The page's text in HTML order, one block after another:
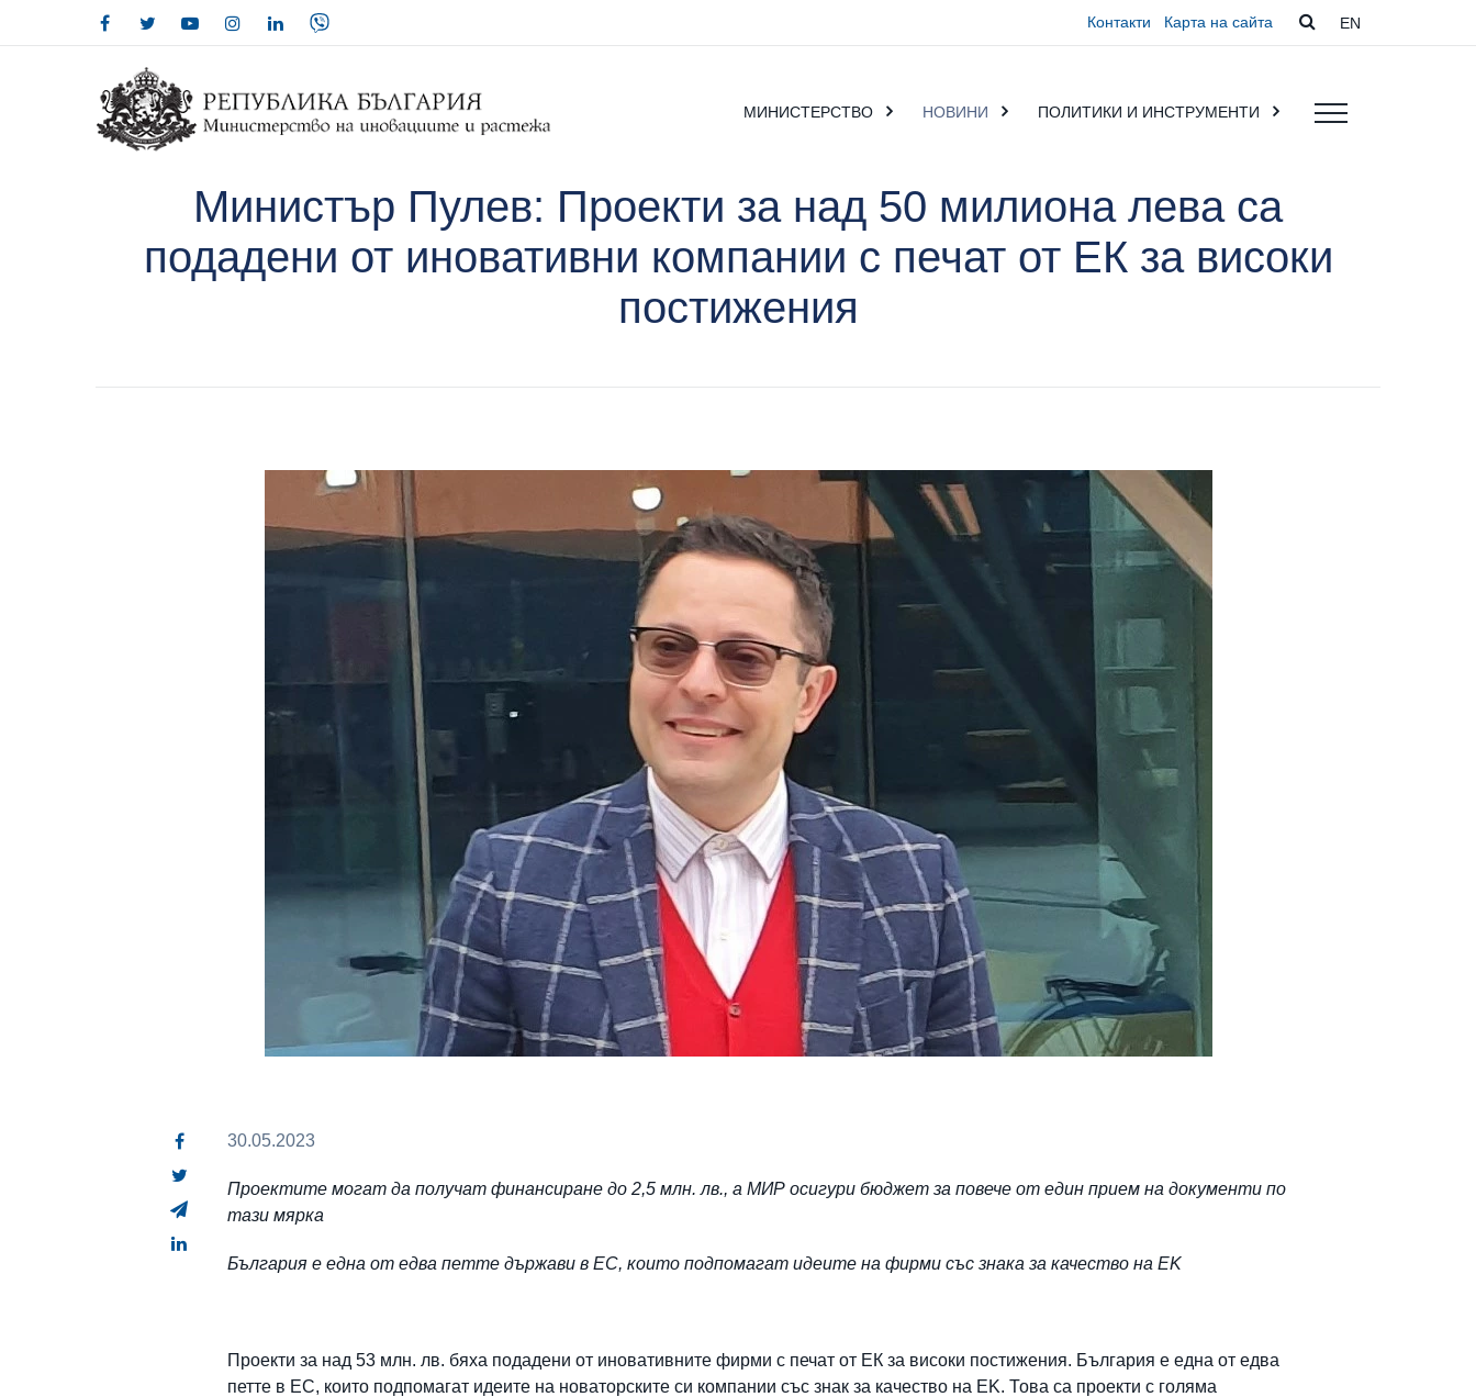
Контакти Карта на сайта EN
МИНИСТЕРСТВО НОВИНИ ПОЛИТИКИ И ИНСТРУМЕНТИ
Министър Пулев: Проекти за над 50 милиона лева са
подадени от иновативни компании с печат от ЕК за високи
постижения
30.05.2023
Проектите могат да получат финансиране до 2,5 млн. лв., а МИР осигури бюджет за повече от един прием на документи по
тази мярка
България е една от едва петте държави в ЕС, които подпомагат идеите на фирми със знака за качество на ЕK
Проекти за над 53 млн. лв. бяха подадени от иновативните фирми с печат от ЕК за високи постижения. България е една от едва
петте в ЕС, които подпомагат идеите на новаторските си компании със знак за качество на ЕK. Това са проекти с голяма